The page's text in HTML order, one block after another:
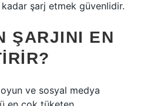
şarj etmek güvenlidir.
ŞARJINI EN
ve sosyal medya